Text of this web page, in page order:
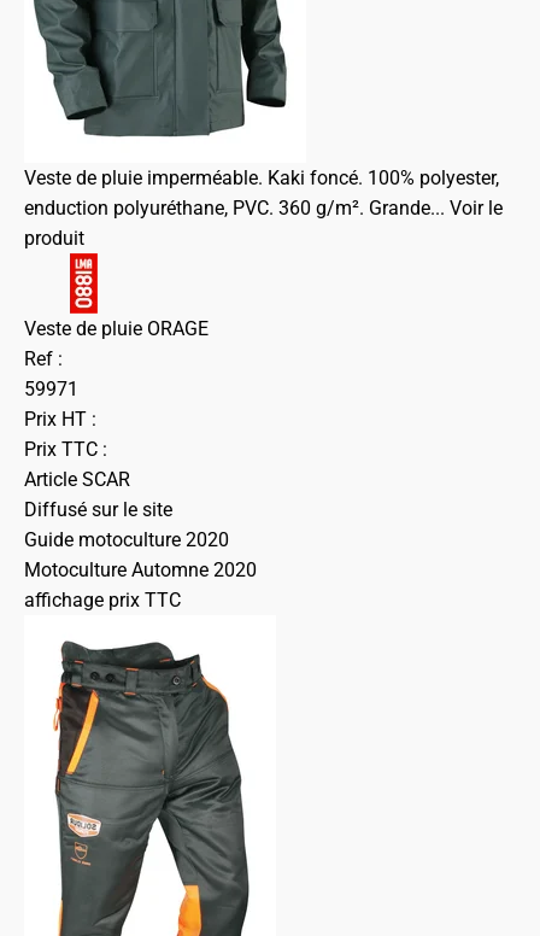
Veste de pluie imperméable. Kaki foncé. 100% polyester,
enduction polyuréthane, PVC. 360 g/m². Grande... Voir le
produit
Veste de pluie ORAGE
Ref :
59971
Prix HT :
Prix TTC :
Article SCAR
Diffusé sur le site
Guide motoculture 2020
Motoculture Automne 2020
affichage prix TTC